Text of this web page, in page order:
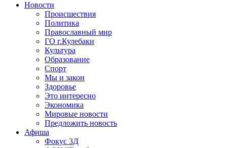
Новости
Происшествия
Политика
Православный мир
ГО г.Кулебаки
Культура
Образование
Спорт
Мы и закон
Здоровье
Это интересно
Экономика
Мировые новости
Предложить новость
Афиша
Фокус 3Д